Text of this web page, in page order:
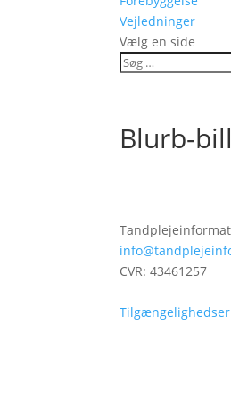
Vejledninger
Vælg en side
Blurb-
CVR: 43461257